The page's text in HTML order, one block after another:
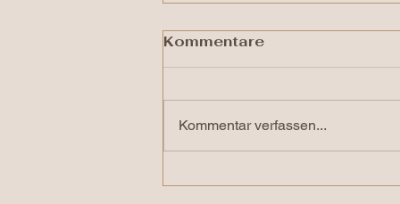
Kommentare
Kommentar verfassen...